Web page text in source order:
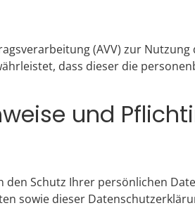
(AVV) zur
dass dieser die
und
den Schutz Ihrer persönlichen
sowie dieser